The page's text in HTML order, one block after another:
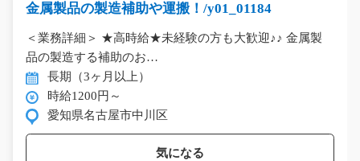
金属製品の製造補助や運搬！/y01_01184
＜業務詳細＞ ★高時給★未経験の方も大歓迎♪♪ 金属製
品の製造する補助のお…
長期（3ヶ月以上）
時給1200円～
愛知県名古屋市中川区
気になる